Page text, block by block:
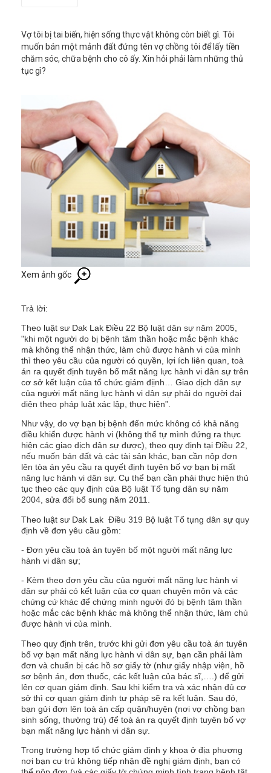
Vợ tôi bị tai biến, hiện sống thực vật không còn biết gì. Tôi
muốn bán một mảnh đất đứng tên vợ chồng tôi để lấy tiền
chăm sóc, chữa bệnh cho cô ấy. Xin hỏi phải làm những thủ
tục gì?
Xem ảnh gốc
Trả lời:
Theo luật sư Dak Lak Điều 22 Bộ luật dân sự năm 2005,
"khi một người do bị bệnh tâm thần hoặc mắc bệnh khác
mà không thể nhận thức, làm chủ được hành vi của mình
thì theo yêu cầu của người có quyền, lợi ích liên quan, toà
án ra quyết định tuyên bố mất năng lực hành vi dân sự trên
cơ sở kết luận của tổ chức giám địịnh… Giao dịch dân sự
của người mất năng lực hành vi dân sự phải do người đại
diện theo pháp luật xác lập, thực hiện”.
Như vậy, do vợ bạn bị bệnh đến mức không có khả năng
điều khiển được hành vi (không thể tự mình đứng ra thực
hiện các giao dịch dân sự được), theo quy định tại Điều 22,
nếu muốn bán đất và các tài sản khác, bạn cần nộp đơn
lên tòa án yêu cầu ra quyết định tuyên bố vợ bạn bị mất
năng lực hành vi dân sự. Cụ thể bạn cần phải thực hiện thủ
tục theo các quy định của Bộ luật Tố tụng dân sự năm
2004, sửa đổi bổ sung năm 2011.
Theo luật sư Dak Lak Điều 319 Bộ luật Tố tụng dân sự quy
định về đơn yêu cầu gồm:
- Đơn yêu cầu toà án tuyên bố một người mất năng lực
hành vi dân sự;
- Kèm theo đơn yêu cầu của người mất năng lực hành vi
dân sự phải có kết luận của cơ quan chuyên môn và các
chứng cứ khác để chứng minh người đó bị bệnh tâm thần
hoặc mắc các bệnh khác mà không thể nhận thức, làm chủ
được hành vi của mình.
Theo quy định trên, trước khi gửi đơn yêu cầu toà án tuyên
bố vợ bạn mất năng lực hành vi dân sự, bạn cần phải làm
đơn và chuẩn bị các hồ sơ giấy tờ (như giấy nhập viện, hồ
sơ bệnh án, đơn thuốc, các kết luận của bác sĩ,….) để gửi
lên cơ quan giám định. Sau khi kiểm tra và xác nhận đủ cơ
sở thì cơ quan giám định tư pháp sẽ ra kết luận. Sau đó,
bạn gửi đơn lên toà án cấp quận/huyện (nơi vợ chồng bạn
sinh sống, thường trú) để toà án ra quyết định tuyên bố vợ
bạn mất năng lực hành vi dân sự.
Trong trường hợp tổ chức giám định y khoa ở địa phương
nơi bạn cư trú không tiếp nhận đề nghị giám định, bạn có